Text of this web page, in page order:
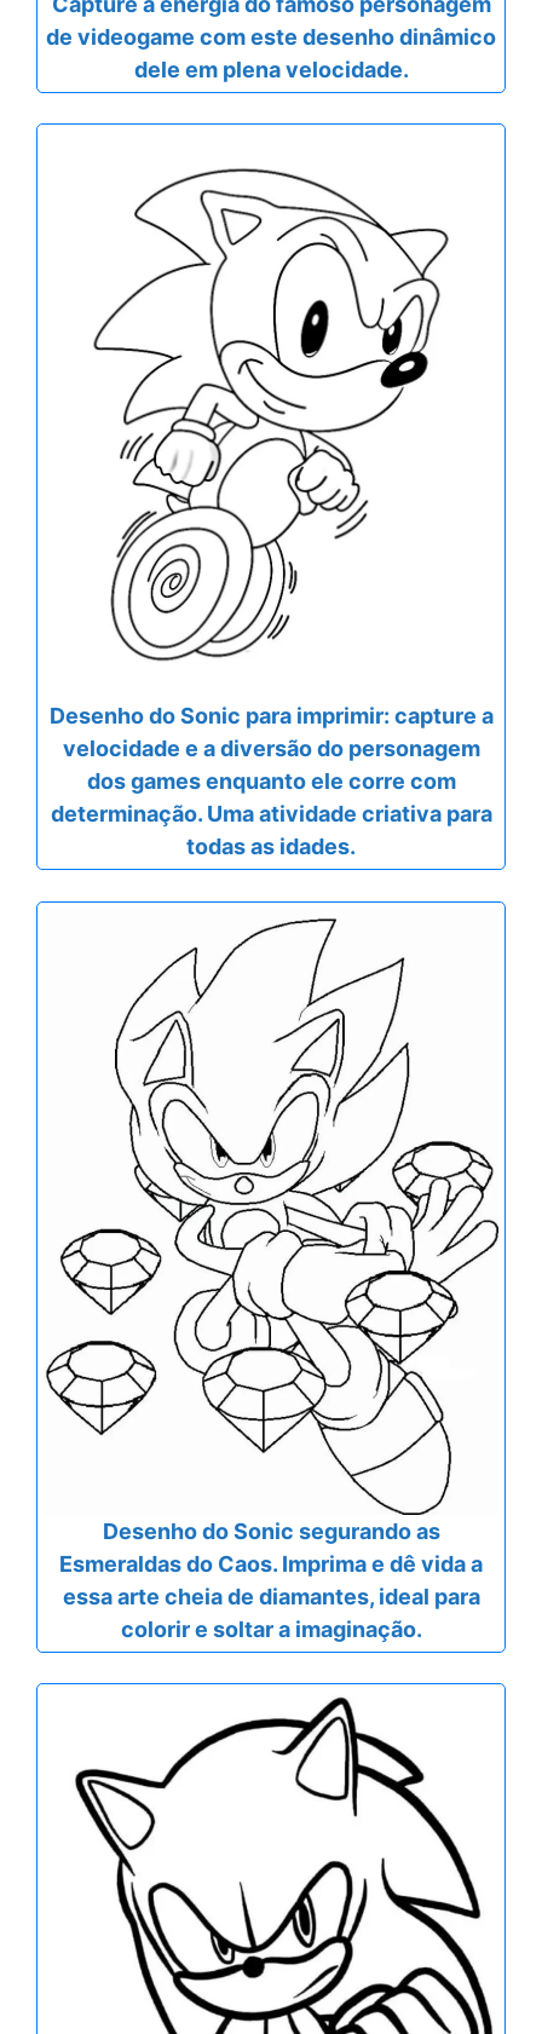
de videogame com este desenho dinâmico
dele em plena velocidade.
Desenho do Sonic para imprimir: capture a
velocidade e a diversão do personagem
dos games enquanto ele corre com
determinação. Uma atividade criativa para
todas as idades.
Desenho do Sonic segurando as
Esmeraldas do Caos. Imprima e dê vida a
essa arte cheia de diamantes, ideal para
colorir e soltar a imaginação.